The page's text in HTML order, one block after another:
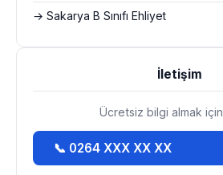
→ Sakarya B Sınıfı Ehliyet
İletişim
Ücretsiz bilgi almak için
📞 0264 XXX XX XX